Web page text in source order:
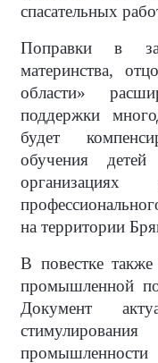
спасательных
Поправки в
материнства,
области»
поддержки
будет
обучения
на территории
В повестке
промышленной
Документ